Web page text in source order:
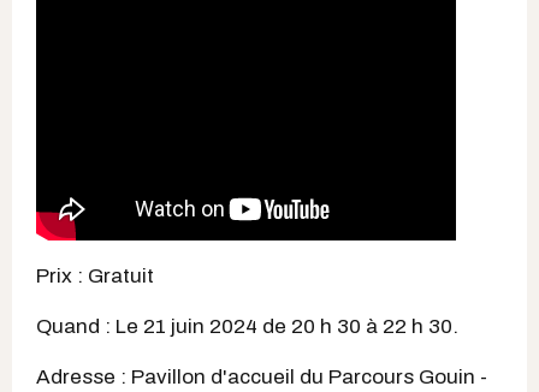
Prix : Gratuit
Quand : Le 21 juin 2024 de 20 h 30 à 22 h 30.
Adresse : Pavillon d'accueil du Parcours Gouin -